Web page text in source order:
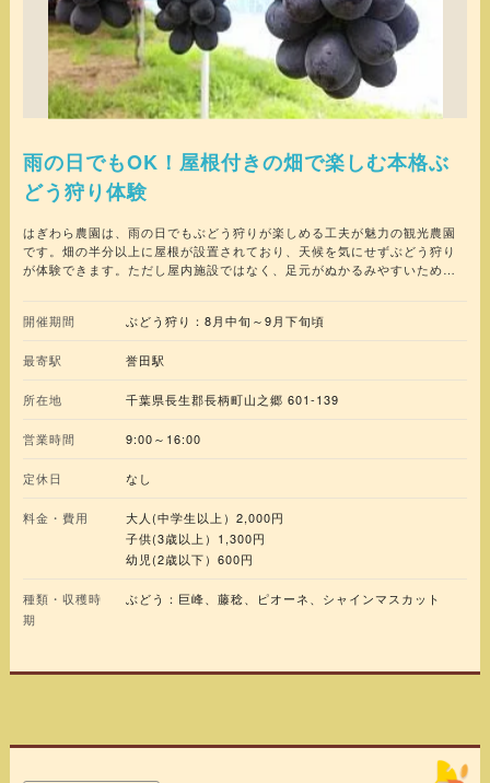
雨の日でもOK！屋根付きの畑で楽しむ本格ぶ
どう狩り体験
はぎわら農園は、雨の日でもぶどう狩りが楽しめる工夫が魅力の観光農園
です。畑の半分以上に屋根が設置されており、天候を気にせずぶどう狩り
が体験できます。ただし屋内施設ではなく、足元がぬかるみやすいため汚
ては食べ比べも楽しめます。
開催期間 ぶどう狩り：8月中旬～9月下旬頃
最寄駅 誉田駅
所在地 千葉県長生郡長柄町山之郷 601-139
営業時間 9:00～16:00
定休日 なし
料金・費用
大人(中学生以上）2,000円
子供(3歳以上）1,300円
幼児(2歳以下）600円
種類・収穫時
期
ぶどう：巨峰、藤稔、ピオーネ、シャインマスカット